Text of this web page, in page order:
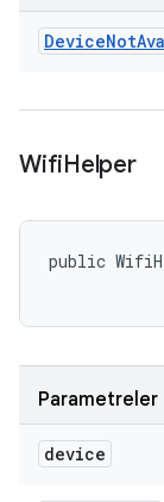
DeviceNot
WifiHelper
public
Parametreler
device